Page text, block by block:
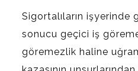
Sigortalıların işyerinde
sonucu geçici iş
göremezlik haline